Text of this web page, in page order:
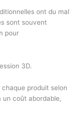
ont du mal
sont souvent
pour
3D.
produit selon
un coût abordable,